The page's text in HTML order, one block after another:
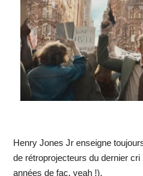
Henry Jones Jr enseigne
de rétroprojecteurs du dernier
années de fac, yeah !).